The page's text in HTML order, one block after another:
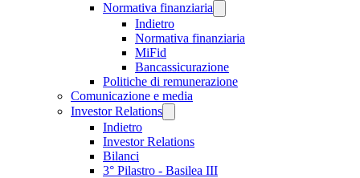
Normativa finanziaria
Indietro
Normativa finanziaria
MiFid
Bancassicurazione
Politiche di remunerazione
Comunicazione e media
Investor Relations
Indietro
Investor Relations
Bilanci
3° Pilastro - Basilea III